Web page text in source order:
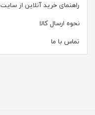
راهنمای خرید آنلاین از سایت
نحوه ارسال کالا
تماس با ما